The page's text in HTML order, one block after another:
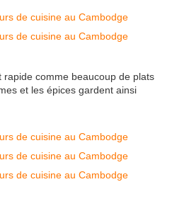
comme beaucoup de plats
et les épices gardent ainsi